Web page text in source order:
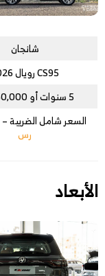
شانجان
CS95 رويال 2026
5 سنوات أو 150,000 كم
السعر شامل الضريبة –
رس
الأبعاد